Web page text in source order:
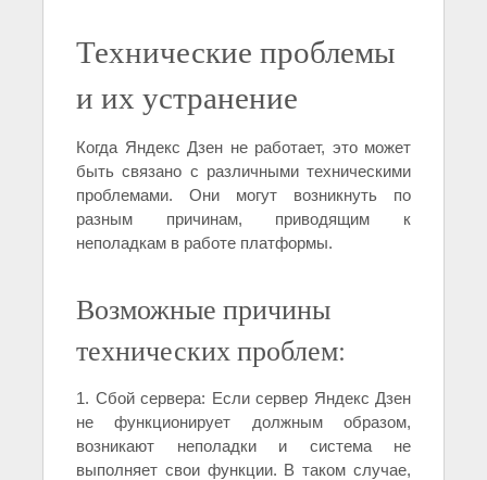
Технические проблемы
и их устранение
Когда Яндекс Дзен не работает, это может
быть связано с различными техническими
проблемами. Они могут возникнуть по
разным причинам, приводящим к
неполадкам в работе платформы.
Возможные причины
технических проблем:
1. Сбой сервера: Если сервер Яндекс Дзен
не функционирует должным образом,
возникают неполадки и система не
выполняет свои функции. В таком случае,